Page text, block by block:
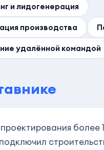
и лидогенерация
производства
удалённой командой
более